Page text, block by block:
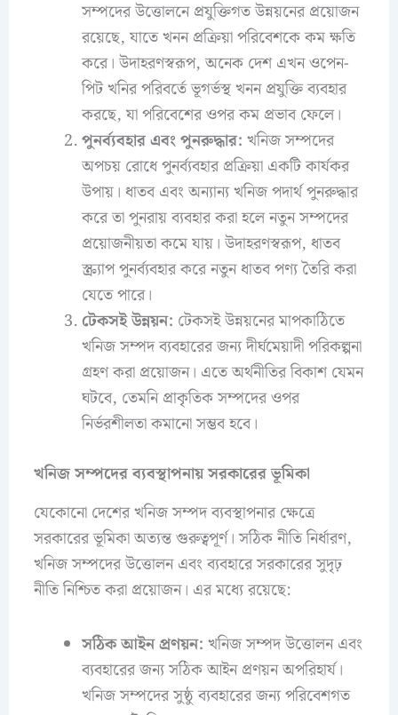
সম্পদের উত্তোলনে প্রযুক্তিগত উন্নয়নের প্রয়োজন
রয়েছে, যাতে খনন প্রক্রিয়া পরিবেশকে কম ক্ষতি
করে। উদাহরণস্বরূপ, অনেক দেশ এখন ওপেন-
পিট খনির পরিবর্তে ভূগর্ভস্থ খনন প্রযুক্তি ব্যবহার
করছে, যা পরিবেশের ওপর কম প্রভাব ফেলে।
পুনর্ব্যবহার এবং পুনরুদ্ধার: খনিজ সম্পদের
অপচয় রোধে পুনর্ব্যবহার প্রক্রিয়া একটি কার্যকর
উপায়। ধাতব এবং অন্যান্য খনিজ পদার্থ পুনরুদ্ধার
করে তা পুনরায় ব্যবহার করা হলে নতুন সম্পদের
প্রয়োজনীয়তা কমে যায়। উদাহরণস্বরূপ, ধাতব
স্ক্র্যাপ পুনর্ব্যবহার করে নতুন ধাতব পণ্য তৈরি করা
যেতে পারে।
টেকসই উন্নয়ন: টেকসই উন্নয়নের মাপকাঠিতে
খনিজ সম্পদ ব্যবহারের জন্য দীর্ঘমেয়াদী পরিকল্পনা
গ্রহণ করা প্রয়োজন। এতে অর্থনীতির বিকাশ যেমন
ঘটবে, তেমনি প্রাকৃতিক সম্পদের ওপর
নির্ভরশীলতা কমানো সম্ভব হবে।
খনিজ সম্পদের ব্যবস্থাপনায় সরকারের ভূমিকা
যেকোনো দেশের খনিজ সম্পদ ব্যবস্থাপনার ক্ষেত্রে
সরকারের ভূমিকা অত্যন্ত গুরুত্বপূর্ণ। সঠিক নীতি নির্ধারণ,
খনিজ সম্পদের উত্তোলন এবং ব্যবহারে সরকারের সুদৃঢ়
নীতি নিশ্চিত করা প্রয়োজন। এর মধ্যে রয়েছে:
সঠিক আইন প্রণয়ন: খনিজ সম্পদ উত্তোলন এবং
ব্যবহারের জন্য সঠিক আইন প্রণয়ন অপরিহার্য।
খনিজ সম্পদের সুষ্ঠু ব্যবহারের জন্য পরিবেশগত